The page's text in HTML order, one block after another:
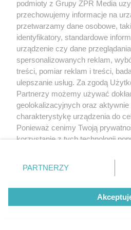
Okiem. Zwierzęta
REGION
Wsola: Renault uderzyło w
płomieniach. 49-latek
podmioty z Grupy ZPR Media
przechowujemy informacje na
przetwarzamy dane osobowe,
identyfikatory, standardowe
urządzenie czy dane
spersonalizowanych reklam,
treści, pomiar reklam i treści,
ulepszanie usług. Za zgodą
Partnerzy możemy używać
geolokalizacyjnych oraz aktywnie
charakterystykę urządzenia do
Ponieważ cenimy Twoją
korzystanie z tych technologii
zmienić/wycofać klikając
znajdujący się w lewym dolnym
rodzaje przetwarzania danych
użytkownika, ale masz prawo
przetwarzaniu. Preferencje będą
PARTNERZY